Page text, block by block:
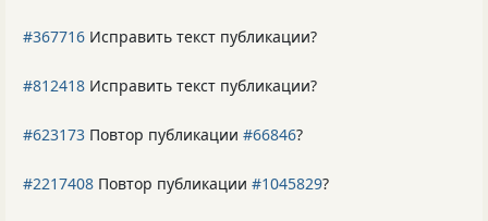
#367716 Исправить текст публикации?
#812418 Исправить текст публикации?
#623173 Повтор публикации #66846?
#2217408 Повтор публикации #1045829?